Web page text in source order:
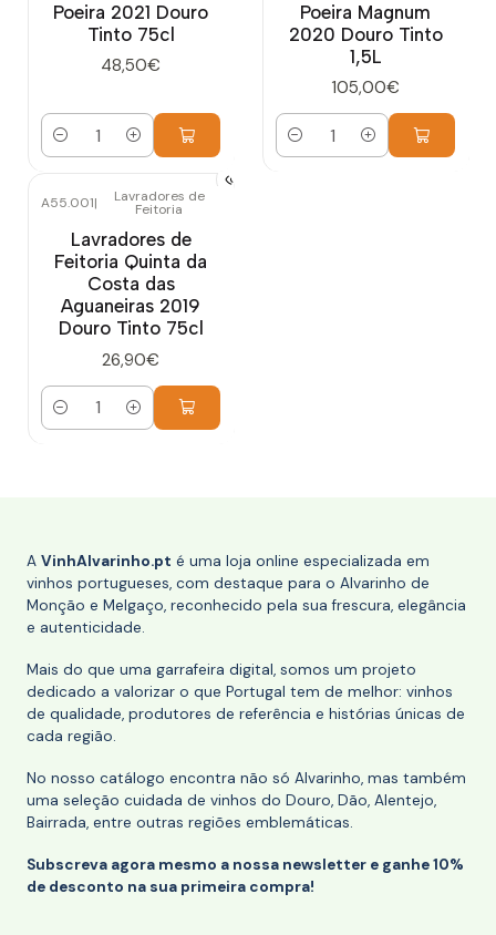
Poeira 2021 Douro
Tinto 75cl
48,50€
Quantidade
Poeira Magnum
2020 Douro Tinto
1,5L
105,00€
Quantidade
A55.001| Lavradores de
Feitoria
Lavradores de
Feitoria Quinta da
Costa das
Aguaneiras 2019
Douro Tinto 75cl
26,90€
Quantidade
A VinhAlvarinho.pt é uma loja online especializada em
vinhos portugueses, com destaque para o Alvarinho de
Monção e Melgaço, reconhecido pela sua frescura, elegância
e autenticidade.
Mais do que uma garrafeira digital, somos um projeto
dedicado a valorizar o que Portugal tem de melhor: vinhos
de qualidade, produtores de referência e histórias únicas de
cada região.
No nosso catálogo encontra não só Alvarinho, mas também
uma seleção cuidada de vinhos do Douro, Dão, Alentejo,
Bairrada, entre outras regiões emblemáticas.
Subscreva agora mesmo a nossa newsletter e ganhe 10%
de desconto na sua primeira compra!